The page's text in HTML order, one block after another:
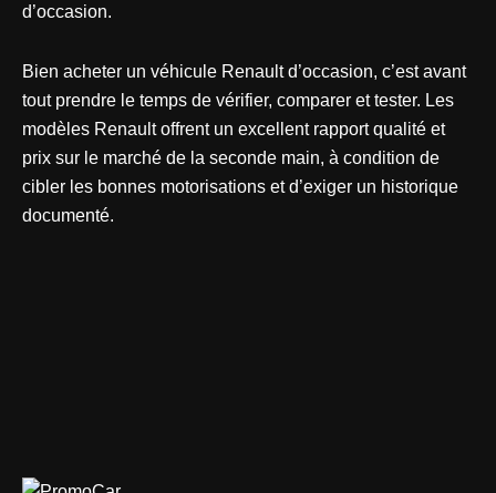
d’occasion.
Bien acheter un véhicule Renault d’occasion, c’est avant
tout prendre le temps de vérifier, comparer et tester. Les
modèles Renault offrent un excellent rapport qualité et
prix sur le marché de la seconde main, à condition de
cibler les bonnes motorisations et d’exiger un historique
documenté.